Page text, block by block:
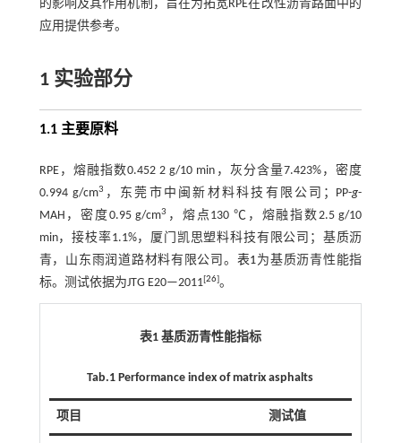
的影响及其作用机制，旨在为拓宽RPE在改性沥青路面中的
应用提供参考。
1 实验部分
1.1 主要原料
RPE，熔融指数0.452 2 g/10 min，灰分含量7.423%，密度
0.994 g/cm3 ，东莞市中闽新材料科技有限公司；PP-g-
MAH，密度0.95 g/cm3 ，熔点130 ℃，熔融指数2.5 g/10
min，接枝率1.1%，厦门凯思塑料科技有限公司；基质沥
青，山东雨润道路材料有限公司。 表1为基质沥青性能指
标。测试依据为JTG E20—2011[26]。
表1 基质沥青性能指标
Tab.1 Performance index of matrix asphalts
项目 测试值